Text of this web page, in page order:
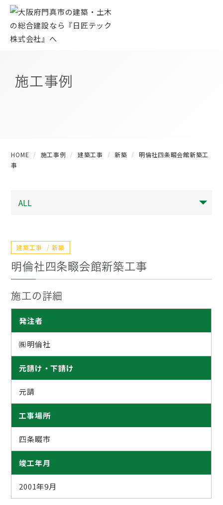
施工事例
HOME 施工事例 建築工事 新築
明倫社四条畷会館新築工
事
建築工事 新築
明倫社四条畷会館新築工事
施工の詳細
発注者
㈱明倫社
元請け・下請け
元請
工事場所
四条畷市
竣工年月
2001年9月